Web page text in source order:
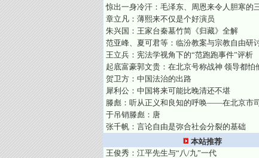
惊出一身冷汗：毛泽东、周恩来令人胆寒的
章立凡：薄熙来不仅是个好演员
朱兴国：王家台秦墓竹简《归藏》全解
范亚峰、夏可君等：临汾教案与宗教自由研
王立兵：宪法学视角下的“范跑跑事件”评析
起底富豪郭文贵：在北京号称战神 领导都怕
贺卫方：中国法治的出路
犀利公：中国将来可能比晚清还不堪
滕彪：听从正义和良知的呼唤——在北京市
于吊销滕彪：唐
张千帆：言论自由是弥合社会分裂的基础
本站推荐
王俊秀：江平先生与“八/九”一代